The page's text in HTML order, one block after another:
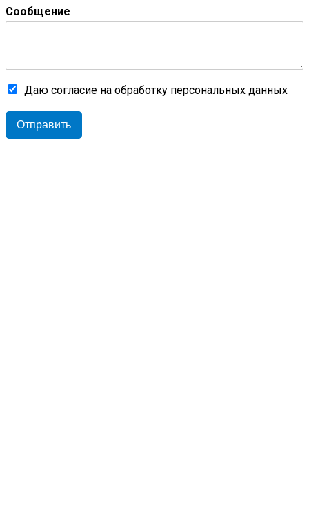
Сообщение
Даю согласие на обработку персональных данных
Отправить